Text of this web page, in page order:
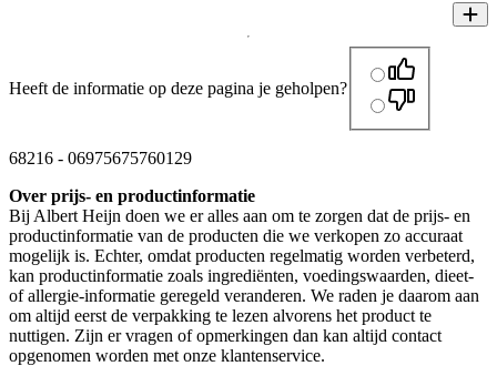
Heeft de informatie op deze pagina je geholpen?
68216 - 06975675760129
Over prijs- en productinformatie
Bij Albert Heijn doen we er alles aan om te zorgen dat de prijs- en
productinformatie van de producten die we verkopen zo accuraat
mogelijk is. Echter, omdat producten regelmatig worden verbeterd,
kan productinformatie zoals ingrediënten, voedingswaarden, dieet-
of allergie-informatie geregeld veranderen. We raden je daarom aan
om altijd eerst de verpakking te lezen alvorens het product te
nuttigen. Zijn er vragen of opmerkingen dan kan altijd contact
opgenomen worden met onze klantenservice.